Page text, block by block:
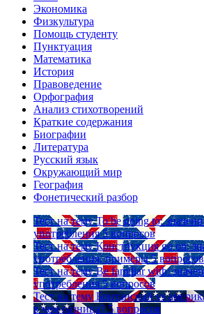
Экономика
Физкультура
Помощь студенту
Пунктуация
Математика
История
Правоведение
Орфография
Анализ стихотворений
Краткие содержания
Биографии
Литература
Русский язык
Окружающий мир
География
Фонетический разбор
Тест на тему To be going to:
употребления 5 вопросов
Тест на тему Конструкция go on:
употребления, примеры 5 вопросов
Тест на тему Be familiar with:
употребления 5 вопросов
Тест на тему Британский vs
в чем разница? 5 вопросов